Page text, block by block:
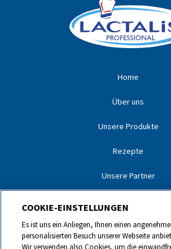
Home
Über uns
Unsere Produkte
Rezepte
Unsere Partner
Kontakt
COOKIE-EINSTELLUNGEN
Es ist uns ein Anliegen, Ihnen einen
personalisierten Besuch unserer Webseite